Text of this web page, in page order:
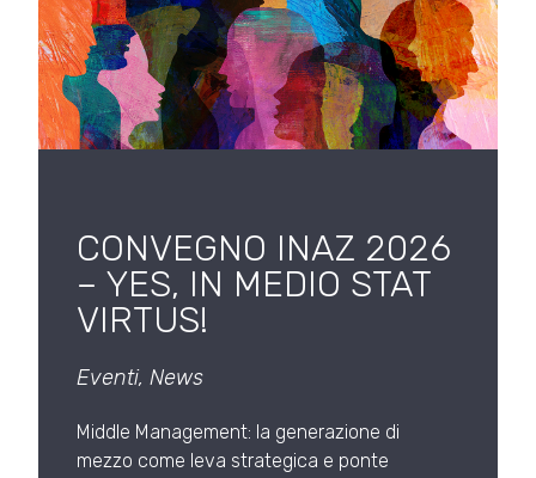
CONVEGNO INAZ 2026
– YES, IN MEDIO STAT
VIRTUS!
Eventi, News
Middle Management: la generazione di
mezzo come leva strategica e ponte